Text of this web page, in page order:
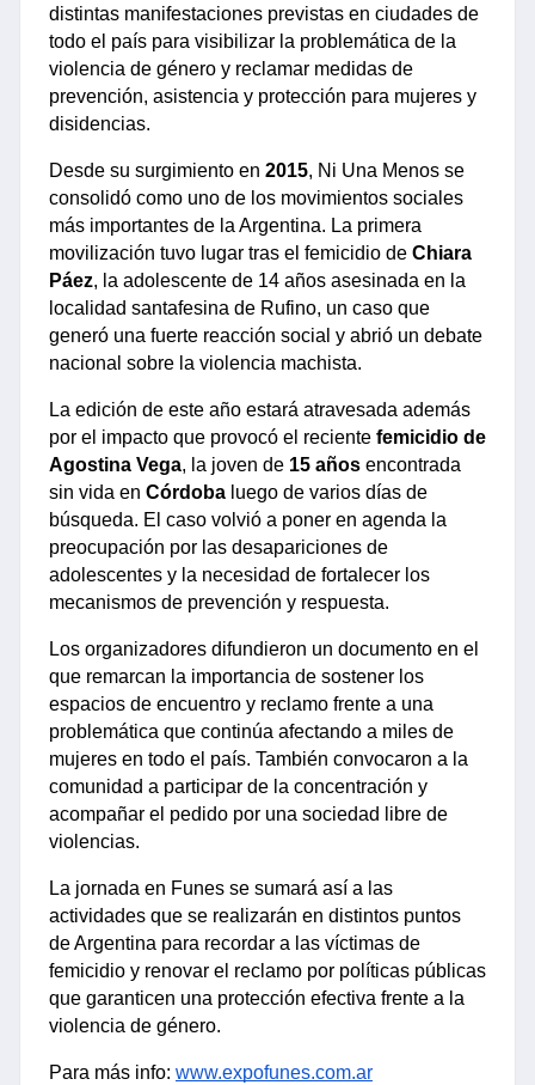
distintas manifestaciones previstas en ciudades de
todo el país para visibilizar la problemática de la
violencia de género y reclamar medidas de
prevención, asistencia y protección para mujeres y
disidencias.
Desde su surgimiento en 2015, Ni Una Menos se
consolidó como uno de los movimientos sociales
más importantes de la Argentina. La primera
movilización tuvo lugar tras el femicidio de Chiara
Páez, la adolescente de 14 años asesinada en la
localidad santafesina de Rufino, un caso que
generó una fuerte reacción social y abrió un debate
nacional sobre la violencia machista.
La edición de este año estará atravesada además
por el impacto que provocó el reciente femicidio de
Agostina Vega, la joven de 15 años encontrada
sin vida en Córdoba luego de varios días de
búsqueda. El caso volvió a poner en agenda la
preocupación por las desapariciones de
adolescentes y la necesidad de fortalecer los
mecanismos de prevención y respuesta.
Los organizadores difundieron un documento en el
que remarcan la importancia de sostener los
espacios de encuentro y reclamo frente a una
problemática que continúa afectando a miles de
mujeres en todo el país. También convocaron a la
comunidad a participar de la concentración y
acompañar el pedido por una sociedad libre de
violencias.
La jornada en Funes se sumará así a las
actividades que se realizarán en distintos puntos
de Argentina para recordar a las víctimas de
femicidio y renovar el reclamo por políticas públicas
que garanticen una protección efectiva frente a la
violencia de género.
Para más info: www.expofunes.com.ar